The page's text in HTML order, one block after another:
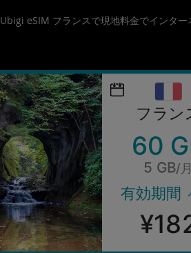
Ubigi eSIM フランスで現地料金でインタ
フラン
60
5 GB/月
有効期間